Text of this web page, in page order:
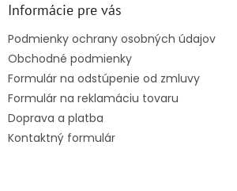
Informácie pre vás
Podmienky ochrany osobných údajov
Obchodné podmienky
Formulár na odstúpenie od zmluvy
Formulár na reklamáciu tovaru
Doprava a platba
Kontaktný formulár